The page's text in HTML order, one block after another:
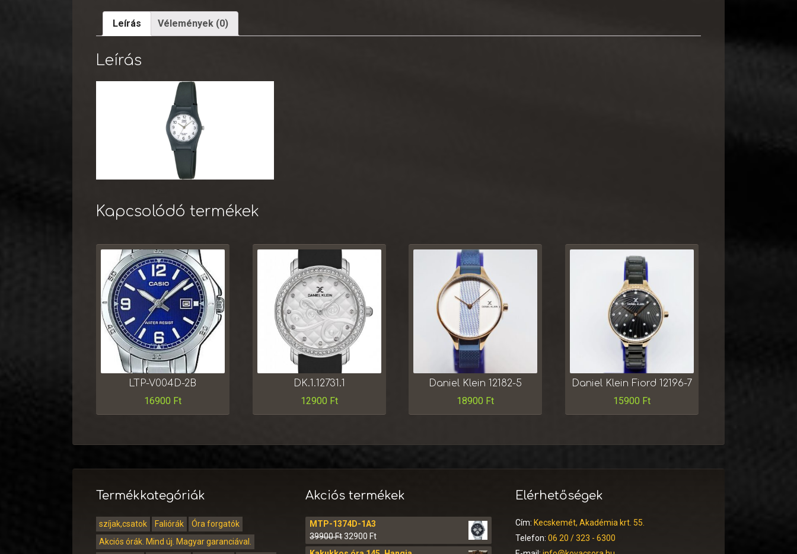
Leírás Vélemények (0)
Leírás
Kapcsolódó termékek
LTP-V004D-2B
16900 Ft
DK.1.12731.1
12900 Ft
Daniel Klein 12182-5
18900 Ft
Daniel Klein Fiord 12196-7
15900 Ft
Termékkategóriák
szíjak,csatok Faliórák
Óra forgatók
Akciós órák. Mind új. Magyar garanciával.
Akciós termékek
MTP-1374D-1A3
39900Ft32900 Ft
Elérhetőségek
Cím: Kecskemét, Akadémia krt. 55.
Telefon: 06 20 / 323 - 6300